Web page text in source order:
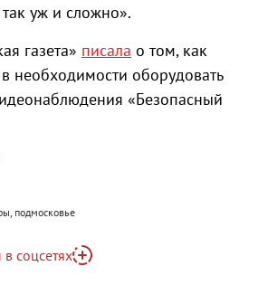
уж и сложно».
газета» писала о том, как
необходимости оборудовать
«Безопасный
подмосковье
соцсетях